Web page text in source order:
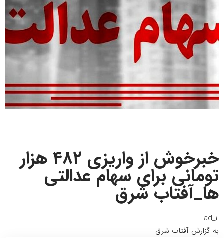
خبرخوش از واریزی ۴۸۲ هزار
تومانی برای سهام عدالتی
ها_آفتاب شرق
[ad_1]
به گزارش آفتاب شرق